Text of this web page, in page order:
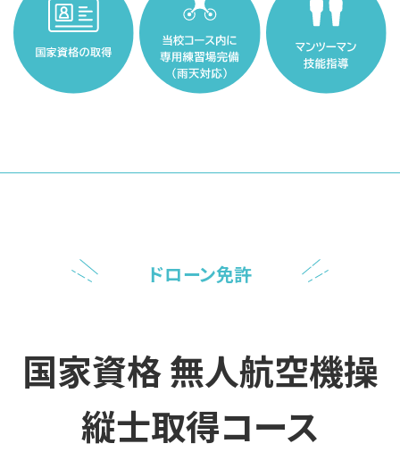
ドローン免許
国家資格 無人航空機操
縦士取得コース